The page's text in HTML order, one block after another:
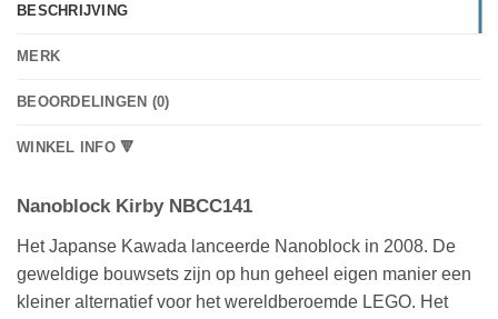
BESCHRIJVING
MERK
BEOORDELINGEN (0)
WINKEL INFO 🔻
Nanoblock Kirby NBCC141
Het Japanse Kawada lanceerde Nanoblock in 2008. De
geweldige bouwsets zijn op hun geheel eigen manier een
kleiner alternatief voor het wereldberoemde LEGO. Het